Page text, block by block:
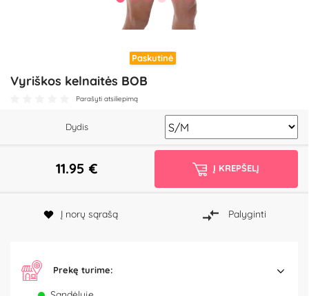
Paskutinė
Vyriškos kelnaitės BOB
Parašyti atsiliepimą
Dydis
11.95 € Į KREPŠELĮ
Į norų sąrašą Palyginti
Prekę turime: